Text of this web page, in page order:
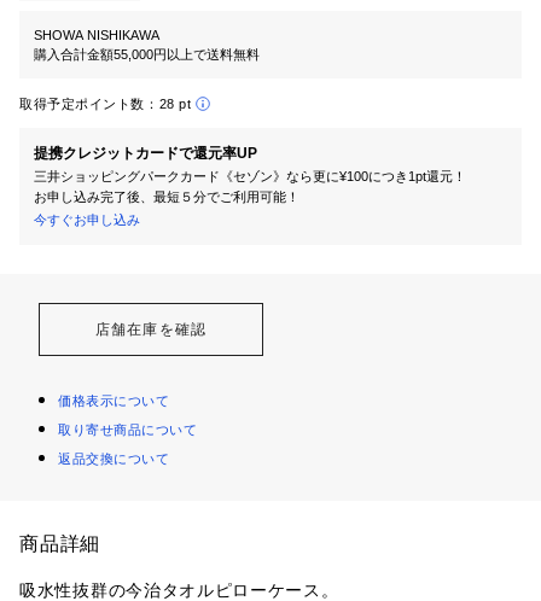
SHOWA NISHIKAWA
購入合計金額55,000円以上で送料無料
取得予定ポイント数： 28 pt
提携クレジットカードで還元率UP
三井ショッピングパークカード《セゾン》なら更に¥100につき1pt還元！
お申し込み完了後、最短５分でご利用可能！
今すぐお申し込み
店舗在庫を確認
価格表示について
取り寄せ商品について
返品交換について
商品詳細
吸水性抜群の今治タオルピローケース。